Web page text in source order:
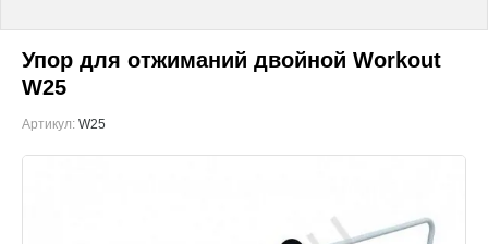
Главная Детские площадки под заказ САНКТ-ПЕТЕРБУРГ
Упор для отжиманий двойной Workout
W25
Артикул: W25